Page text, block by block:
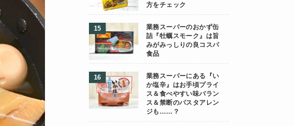
方をチェック
業務スーパーのおかず缶
詰『牡蠣スモーク』は旨
みがみっしりの良コスパ
食品
業務スーパーにある『い
か塩辛』はお手頃プライ
ス＆食べやすい味バラン
ス＆禁断のパスタアレン
ジも……？